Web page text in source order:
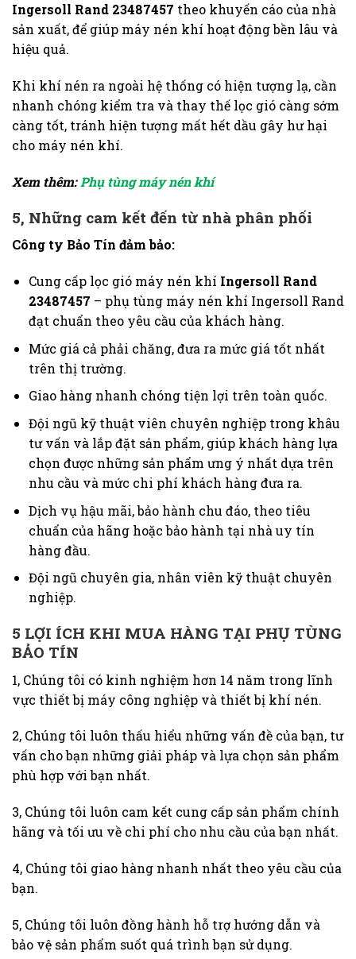
Ingersoll Rand 23487457 theo khuyến cáo của nhà
sản xuất, để giúp máy nén khí hoạt động bền lâu và
hiệu quả.
Khi khí nén ra ngoài hệ thống có hiện tượng lạ, cần
nhanh chóng kiểm tra và thay thế lọc gió càng sớm
càng tốt, tránh hiện tượng mất hết dầu gây hư hại
cho máy nén khí.
Xem thêm:Phụ tùng máy nén khí
5, Những cam kết đến từ nhà phân phối
Công ty Bảo Tín đảm bảo:
Cung cấp lọc gió máy nén khí Ingersoll Rand
23487457 – phụ tùng máy nén khí Ingersoll Rand
đạt chuẩn theo yêu cầu của khách hàng.
Mức giá cả phải chăng, đưa ra mức giá tốt nhất
trên thị trường.
Giao hàng nhanh chóng tiện lợi trên toàn quốc.
Đội ngũ kỹ thuật viên chuyên nghiệp trong khâu
tư vấn và lắp đặt sản phẩm, giúp khách hàng lựa
chọn được những sản phẩm ưng ý nhất dựa trên
nhu cầu và mức chi phí khách hàng đưa ra.
Dịch vụ hậu mãi, bảo hành chu đáo, theo tiêu
chuẩn của hãng hoặc bảo hành tại nhà uy tín
hàng đầu.
Đội ngũ chuyên gia, nhân viên kỹ thuật chuyên
nghiệp.
5 LỢI ÍCH KHI MUA HÀNG TẠI PHỤ TÙNG
BẢO TÍN
1, Chúng tôi có kinh nghiệm hơn 14 năm trong lĩnh
vực thiết bị máy công nghiệp và thiết bị khí nén.
2, Chúng tôi luôn thấu hiểu những vấn đề của bạn, tư
vấn cho bạn những giải pháp và lựa chọn sản phẩm
phù hợp với bạn nhất.
3, Chúng tôi luôn cam kết cung cấp sản phẩm chính
hãng và tối ưu về chi phí cho nhu cầu của bạn nhất.
4, Chúng tôi giao hàng nhanh nhất theo yêu cầu của
bạn.
5, Chúng tôi luôn đồng hành hỗ trợ hướng dẫn và
bảo vệ sản phẩm suốt quá trình bạn sử dụng.